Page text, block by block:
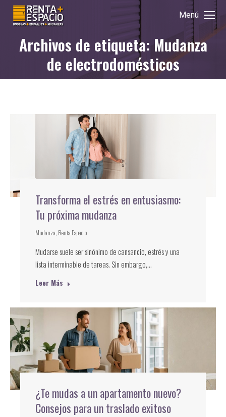
Menú
Archivos de etiqueta: Mudanza
de electrodomésticos
Estás aquí:
Transforma el estrés en entusiasmo:
Tu próxima mudanza
Mudanza Renta Espacio
Mudarse suele ser sinónimo de cansancio, estrés y una
lista interminable de tareas. Sin embargo,…
Leer Más
¿Te mudas a un apartamento nuevo?
Consejos para un traslado exitoso